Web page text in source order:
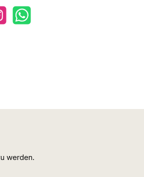
WhatsApp
werden.